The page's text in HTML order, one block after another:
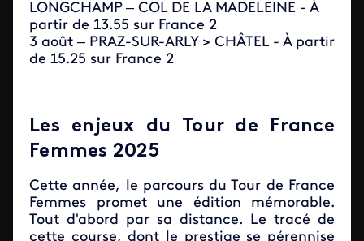
LONGCHAMP – COL DE LA MADELEINE - À
partir de 13.55 sur France 2
3 août – PRAZ-SUR-ARLY > CHÂTEL - À partir
de 15.25 sur France 2
Les enjeux du Tour de France
Femmes 2025
Cette année, le parcours du Tour de France
Femmes promet une édition mémorable.
Tout d'abord par sa distance. Le tracé de
cette course, dont le prestige se pérennise